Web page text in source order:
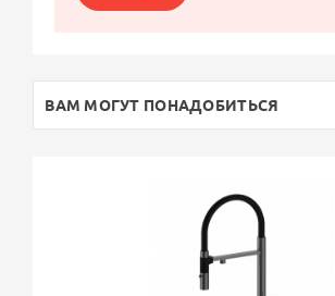
ВАМ МОГУТ ПОНАДОБИТЬСЯ